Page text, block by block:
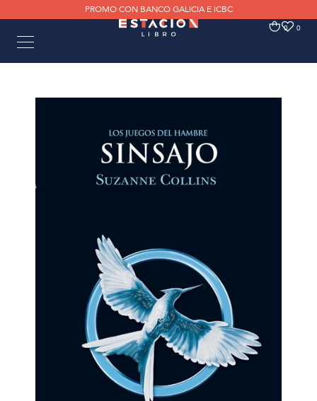
PROMO CON BANCO GALICIA E ICBC
0 0